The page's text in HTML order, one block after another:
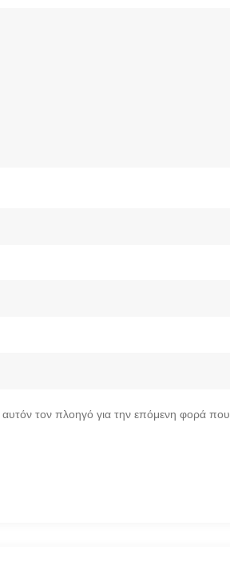
τον πλοηγό για την επόμενη φορά που